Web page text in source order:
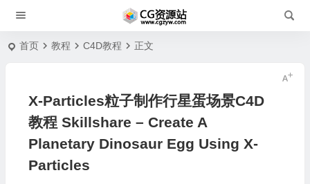
首页 教程 C4D教程 正文
X-Particles粒子制作行星蛋场景C4D
教程 Skillshare – Create A
Planetary Dinosaur Egg Using X-
Particles